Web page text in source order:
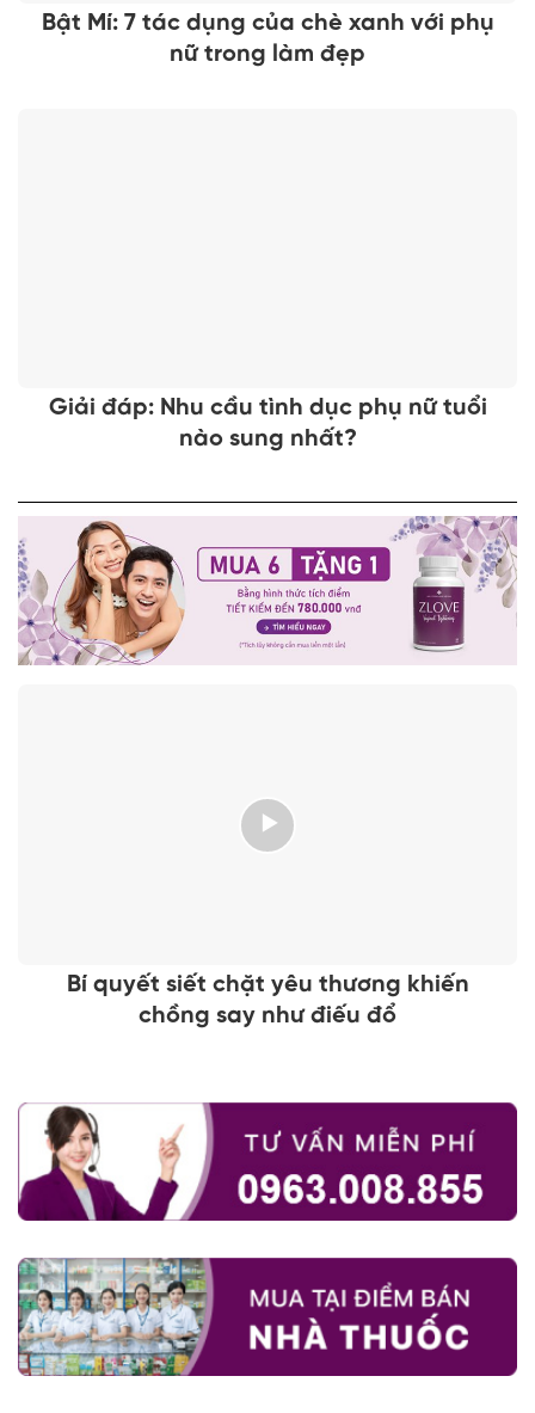
Bật Mí: 7 tác dụng của chè xanh với phụ
nữ trong làm đẹp
Giải đáp: Nhu cầu tình dục phụ nữ tuổi
nào sung nhất?
Bí quyết siết chặt yêu thương khiến
chồng say như điếu đổ